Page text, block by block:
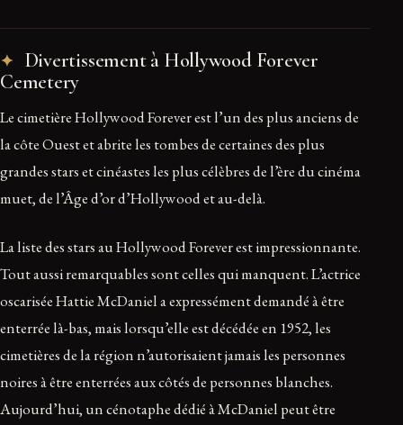
Divertissement à Hollywood Forever
Cemetery
Le cimetière Hollywood Forever est l’un des plus anciens de
la côte Ouest et abrite les tombes de certaines des plus
grandes stars et cinéastes les plus célèbres de l’ère du cinéma
muet, de l’Âge d’or d’Hollywood et au-delà.
La liste des stars au Hollywood Forever est impressionnante.
Tout aussi remarquables sont celles qui manquent. L’actrice
oscarisée Hattie McDaniel a expressément demandé à être
enterrée là-bas, mais lorsqu’elle est décédée en 1952, les
cimetières de la région n’autorisaient jamais les personnes
noires à être enterrées aux côtés de personnes blanches.
Aujourd’hui, un cénotaphe dédié à McDaniel peut être